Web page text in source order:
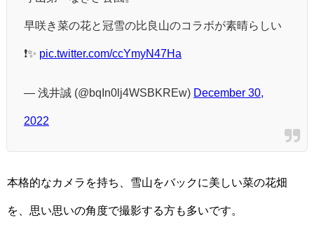
早咲き菜の花と冠雪の比良山のコラボが素晴らしい
❗️✨ pic.twitter.com/ccYmyN47Ha
— 浅井誠 (@bqIn0lj4WSBKREw) December 30,
2022
本格的なカメラを持ち、雪山をバックに美しい菜の花畑
を、思い思いの角度で撮影する方も多いです。